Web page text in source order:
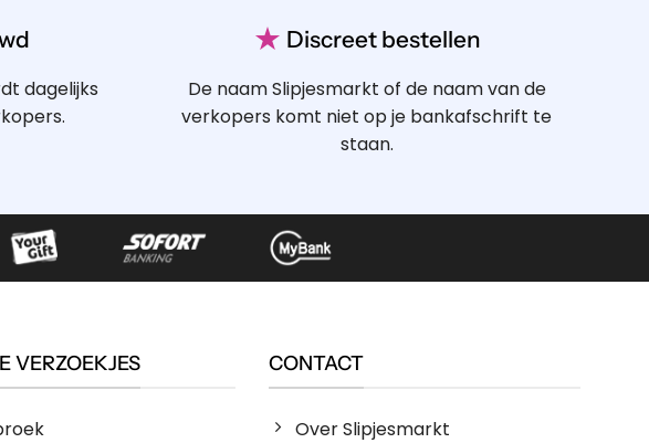
dagelijks
★ Discreet bestellen
De naam Slipjesmarkt of de naam van de
verkopers komt niet op je bankafschrift te
staan.
VERZOEKJES CONTACT
Over Slipjesmarkt